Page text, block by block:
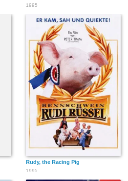
1995
Rudy, the Racing Pig
1995